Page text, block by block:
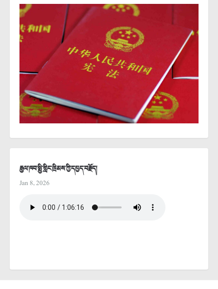
རྒྱལ་ཁབ་སྤྱི་གླིང་ཁྲིམས་ཀྱི་དཔྱད་བརྗོད།
Jan 8, 2026